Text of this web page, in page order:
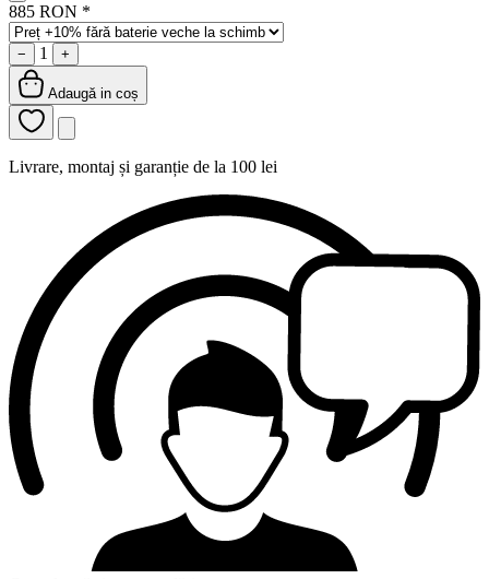
885 RON *
− 1 +
Adaugă in coș
Livrare, montaj și garanție de la 100 lei